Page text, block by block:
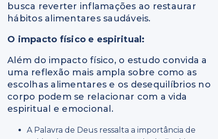
busca reverter inflamações ao restaurar
hábitos alimentares saudáveis.
O impacto físico e espiritual:
Além do impacto físico, o estudo convida a
uma reflexão mais ampla sobre como as
escolhas alimentares e os desequilíbrios no
corpo podem se relacionar com a vida
espiritual e emocional.
A Palavra de Deus ressalta a importância de